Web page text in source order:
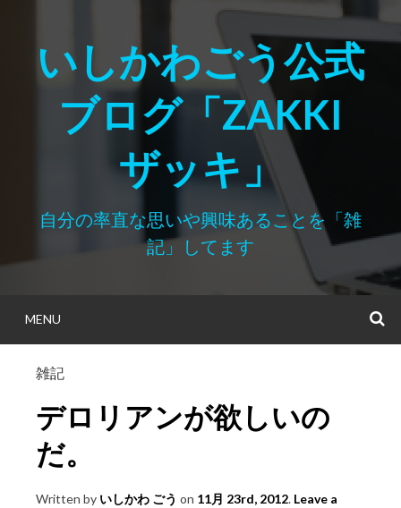
contentいしかわごう公式
ブログ「ZAKKI
ザッキ」
自分の率直な思いや興味あることを「雑
記」してます
MENU
雑記
デロリアンが欲しいの
だ。
Written by いしかわ ごう on 11月 23rd, 2012. Leave a